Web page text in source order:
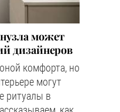
может
дизайнеров
комфорта, но
могут
ритуалы в